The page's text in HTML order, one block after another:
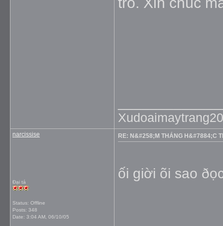
narcissise
Đại tá
Status: Offline
Posts: 348
Date: 3:04 AM, 06/10/05
RE: N&#258;M THÁNG H&#7884;C
ối giời õi sao